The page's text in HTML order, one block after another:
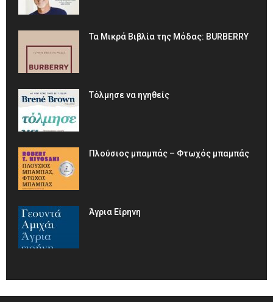
Τα Μικρά Βιβλία της Μόδας: BURBERRY
Τόλμησε να ηγηθείς
Πλούσιος μπαμπάς – Φτωχός μπαμπάς
Άγρια Είρηνη